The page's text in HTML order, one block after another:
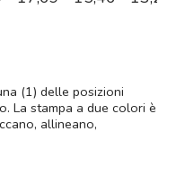
(1) delle posizioni
La stampa a due colori è
allineano,